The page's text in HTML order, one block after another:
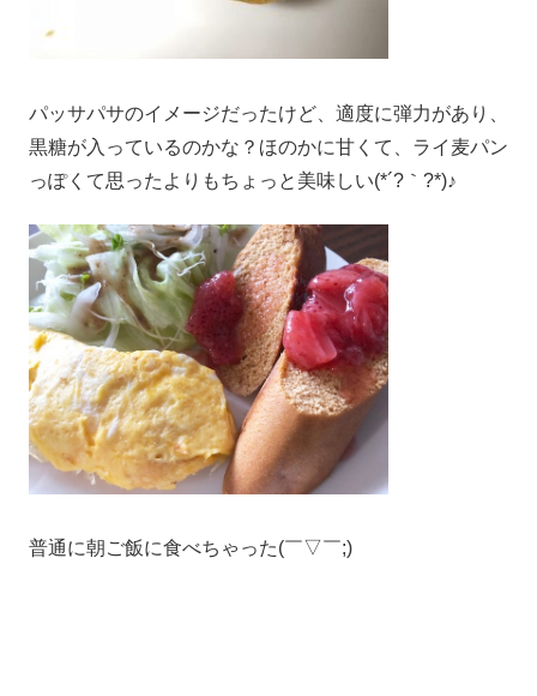
パッサパサのイメージだったけど、適度に弾力があり、
黒糖が入っているのかな？ほのかに甘くて、ライ麦パン
っぽくて思ったよりもちょっと美味しい(*´?｀?*)♪
普通に朝ご飯に食べちゃった(￣▽￣;)